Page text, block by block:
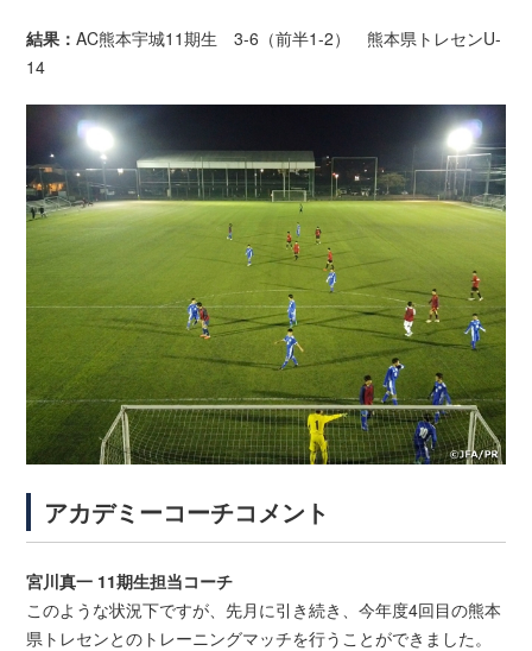
結果：AC熊本宇城11期生 3-6（前半1-2） 熊本県トレセンU-
14
アカデミーコーチコメント
宮川真一 11期生担当コーチ
このような状況下ですが、先月に引き続き、今年度4回目の熊本
県トレセンとのトレーニングマッチを行うことができました。